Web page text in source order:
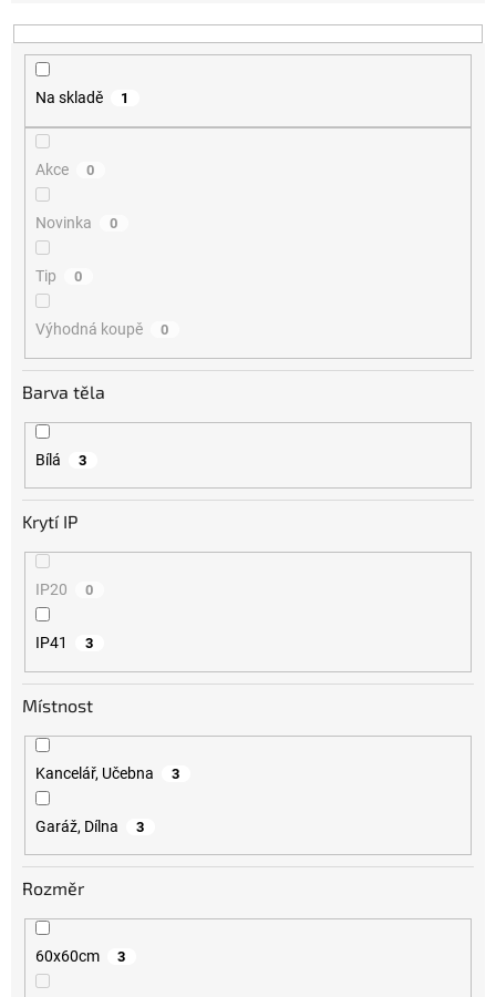
Na skladě 1
Akce 0
Novinka 0
Tip 0
Výhodná koupě 0
Barva těla
Bílá 3
Krytí IP
IP20 0
IP41 3
Místnost
Kancelář, Učebna 3
Garáž, Dílna 3
Rozměr
60x60cm 3